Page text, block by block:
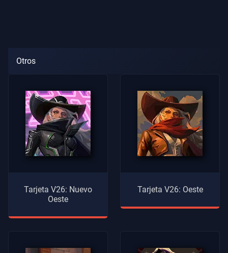
Otros
Tarjeta V26: Nuevo
Oeste
Tarjeta V26: Oeste